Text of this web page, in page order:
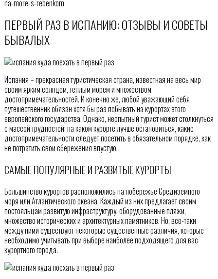
na-more-s-rebenkom
ПЕРВЫЙ РАЗ В ИСПАНИЮ: ОТЗЫВЫ И СОВЕТЫ
БЫВАЛЫХ
Испания – прекрасная туристическая страна, известная на весь мир
своим ярким солнцем, теплым морем и множеством
достопримечательностей. И конечно же, любой уважающий себя
путешественник обязан хотя бы раз побывать на курортах этого
европейского государства. Однако, неопытный турист может столкнуться
с массой трудностей: на каком курорте лучше остановиться, какие
достопримечательности следует посетить в обязательном порядке, как
не потратить свои сбережения впустую.
САМЫЕ ПОПУЛЯРНЫЕ И РАЗВИТЫЕ КУРОРТЫ
Большинство курортов расположились на побережье Средиземного
моря или Атлантического океана. Каждый из них предлагает своим
постояльцам развитую инфраструктуру, оборудованные пляжи,
множество исторических и архитектурных памятников. Но, все-таки
между ними существуют некоторые существенные различия, которые
необходимо учитывать при выборе наиболее подходящего для вас
курортного города.